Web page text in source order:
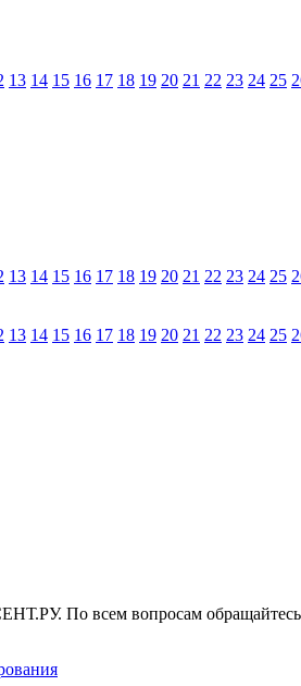
13 14 15 16 17 18 19 20 21 22 23 24 25
13 14 15 16 17 18 19 20 21 22 23 24 25
13 14 15 16 17 18 19 20 21 22 23 24 25
По всем вопросам обращайтесь